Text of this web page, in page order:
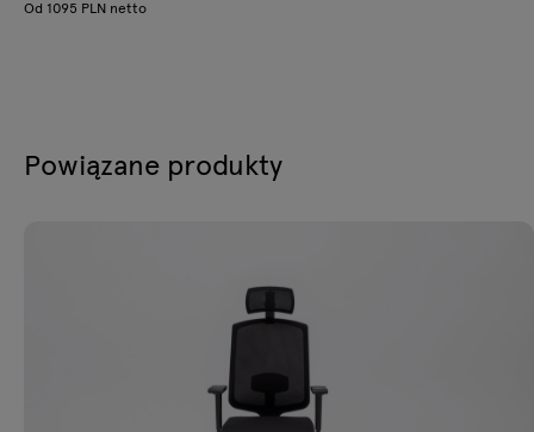
Od 1095 PLN netto
Powiązane produkty